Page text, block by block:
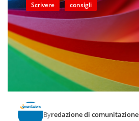
Scrivere consigli
Byredazione di comunitazione